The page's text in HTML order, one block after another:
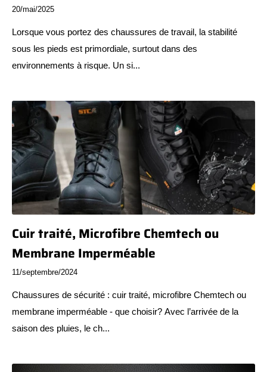
20/mai/2025
Lorsque vous portez des chaussures de travail, la stabilité
sous les pieds est primordiale, surtout dans des
environnements à risque. Un si...
Cuir traité, Microfibre Chemtech ou
Membrane Imperméable
11/septembre/2024
Chaussures de sécurité : cuir traité, microfibre Chemtech ou
membrane imperméable - que choisir? Avec l’arrivée de la
saison des pluies, le ch...